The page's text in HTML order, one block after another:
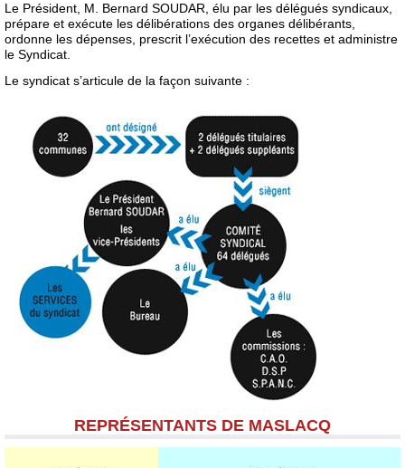
Le Président, M. Bernard SOUDAR, élu par les délégués syndicaux,
prépare et exécute les délibérations des organes délibérants,
ordonne les dépenses, prescrit l’exécution des recettes et administre
le Syndicat.
Le syndicat s’articule de la façon suivante :
REPRÉSENTANTS DE MASLACQ